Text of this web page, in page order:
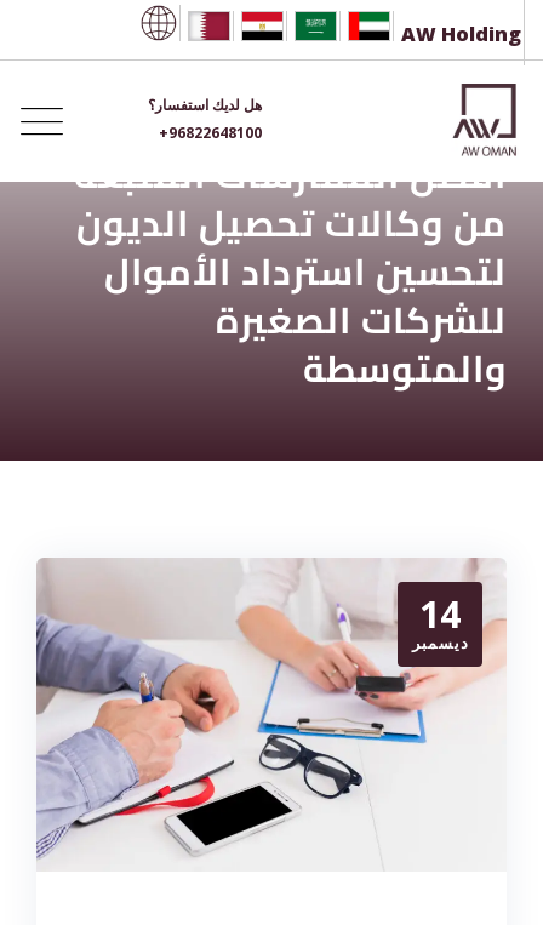
content
AW Holding
هل لديك استفسار؟
+96822648100
أفضل الممارسات المتبعة
من وكالات تحصيل الديون
لتحسين استرداد الأموال
للشركات الصغيرة
والمتوسطة
14
ديسمبر